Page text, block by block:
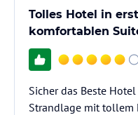
Tolles Hotel in
komfortablen
Sicher das Beste
Strandlage mit tollem